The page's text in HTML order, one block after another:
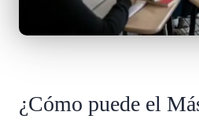
¿Cómo puede el